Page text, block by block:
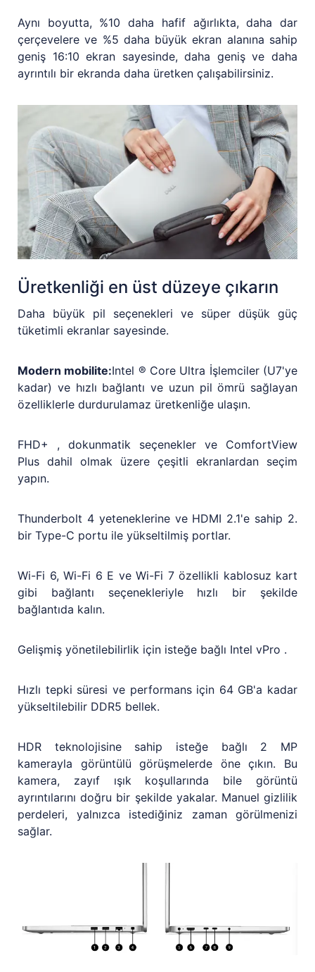
Aynı boyutta, %10 daha hafif ağırlıkta, daha dar
çerçevelere ve %5 daha büyük ekran alanına sahip
geniş 16:10 ekran sayesinde, daha geniş ve daha
ayrıntılı bir ekranda daha üretken çalışabilirsiniz.
Üretkenliği en üst düzeye çıkarın
Daha büyük pil seçenekleri ve süper düşük güç
tüketimli ekranlar sayesinde.
Modern mobilite:Intel ® Core Ultra İşlemciler (U7'ye
kadar) ve hızlı bağlantı ve uzun pil ömrü sağlayan
özelliklerle durdurulamaz üretkenliğe ulaşın.
FHD+ , dokunmatik seçenekler ve ComfortView
Plus dahil olmak üzere çeşitli ekranlardan seçim
yapın.
Thunderbolt 4 yeteneklerine ve HDMI 2.1'e sahip 2.
bir Type-C portu ile yükseltilmiş portlar.
Wi-Fi 6, Wi-Fi 6 E ve Wi-Fi 7 özellikli kablosuz kart
gibi bağlantı seçenekleriyle hızlı bir şekilde
bağlantıda kalın.
Gelişmiş yönetilebilirlik için isteğe bağlı Intel vPro .
Hızlı tepki süresi ve performans için 64 GB'a kadar
yükseltilebilir DDR5 bellek.
HDR teknolojisine sahip isteğe bağlı 2 MP
kamerayla görüntülü görüşmelerde öne çıkın. Bu
kamera, zayıf ışık koşullarında bile görüntü
ayrıntılarını doğru bir şekilde yakalar. Manuel gizlilik
perdeleri, yalnızca istediğiniz zaman görülmenizi
sağlar.